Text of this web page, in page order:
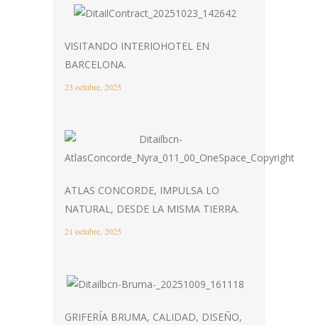
VISITANDO INTERIOHOTEL EN
BARCELONA.
23 octubre, 2025
ATLAS CONCORDE, IMPULSA LO
NATURAL, DESDE LA MISMA TIERRA.
21 octubre, 2025
GRIFERÍA BRUMA, CALIDAD, DISEÑO,